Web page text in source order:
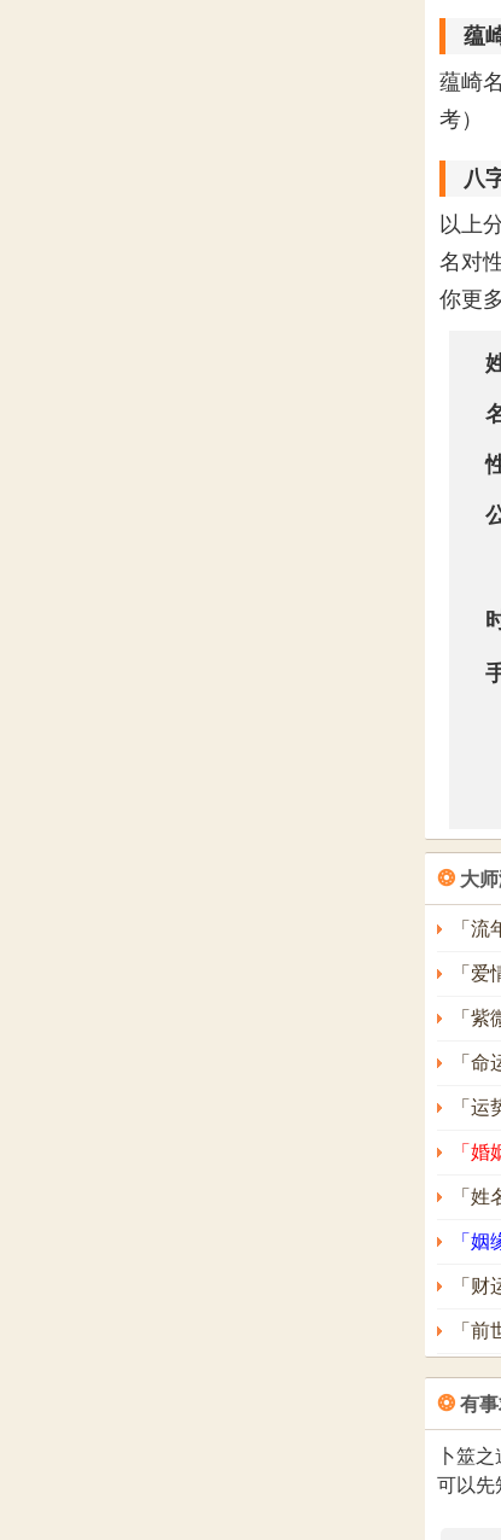
蕴
蕴崎
考）
八
以上
名对
你更
❂ 大师
「
「
「
「命
「
「
「
「
「
「
❂ 有
卜筮
可以先